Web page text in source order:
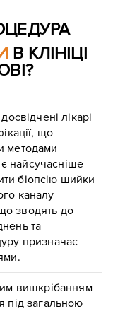
В КЛІНІЦІ
лікарі
що
методами
є найсучасніше
біопсію шийки
каналу
зводять до
та
призначає
вишкрібанням
під загальною